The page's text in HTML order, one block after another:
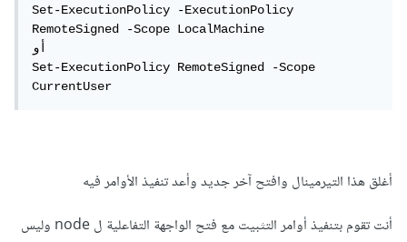
Set-ExecutionPolicy -ExecutionPolicy
RemoteSigned -Scope LocalMachine
أو
Set-ExecutionPolicy RemoteSigned -Scope
CurrentUser
أغلق هذا التيرمينال وافتح آخر جديد وأعد تنفيذ الأوامر فيه
أنت تقوم بتنفيذ أوامر التثبيت مع فتح الواجهة التفاعلية ل node وليس